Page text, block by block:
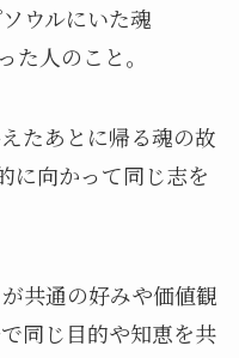
ウルにいた魂
た人のこと。
たあとに帰る魂の故
に向かって同じ志を
共通の好みや価値観
同じ目的や知恵を共